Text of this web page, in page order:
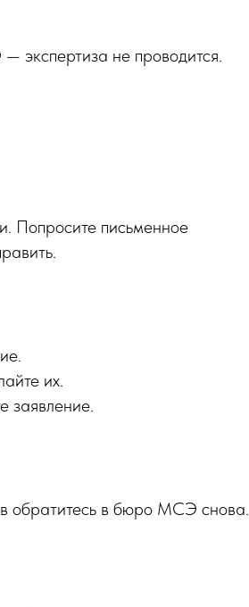
экспертиза не проводится.
Попросите письменное
их.
заявление.
обратитесь в бюро МСЭ снова.